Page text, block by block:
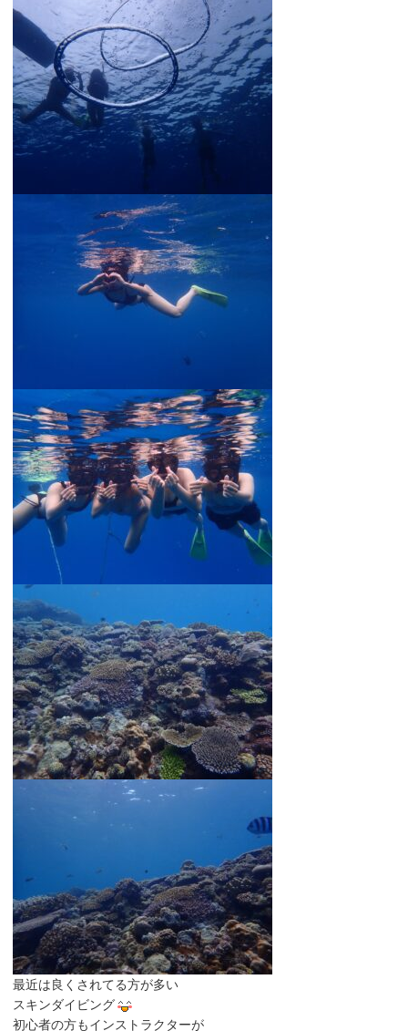
最近は良くされてる方が多い
スキンダイビング
初心者の方もインストラクターが